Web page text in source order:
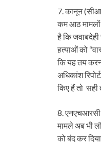
7. कानून
कम आठ मामलों
है कि जवाबदेही
हत्याओं को
कि यह तय
अधिकांश
किए हैं तो सही
8. एनएचआरसी
मामले अब भी
को बंद कर